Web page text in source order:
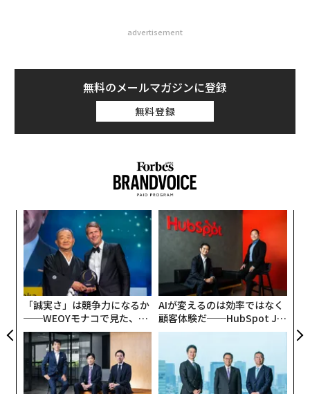
advertisement
無料のメールマガジンに登録
無料登録
「誠実さ」は競争力になるか
──WEOYモナコで見た、く
ら寿司の経営哲学
AIが変えるのは効率ではなく
顧客体験だ──HubSpot Ja
panが語る「Grow Better」
な組織のつくり方